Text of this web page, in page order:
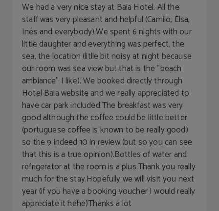
We had a very nice stay at Baia Hotel. All the
staff was very pleasant and helpful (Camilo, Elsa,
Inés and everybody).We spent 6 nights with our
little daughter and everything was perfect, the
sea, the location (litlle bit noisy at night because
our room was sea view but that is the "beach
ambiance" I like). We booked directly through
Hotel Baia website and we really appreciated to
have car park included.The breakfast was very
good although the coffee could be little better
(portuguese coffee is known to be really good)
so the 9 indeed 10 in review (but so you can see
that this is a true opinion).Bottles of water and
refrigerator at the room is a plus.Thank you really
much for the stay.Hopefully we will visit you next
year (if you have a booking voucher I would really
appreciate it hehe)Thanks a lot